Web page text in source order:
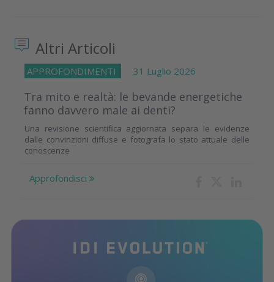
Altri Articoli
APPROFONDIMENTI 31 Luglio 2026
Tra mito e realtà: le bevande energetiche
fanno davvero male ai denti?
Una revisione scientifica aggiornata separa le evidenze
dalle convinzioni diffuse e fotografa lo stato attuale delle
conoscenze
Approfondisci